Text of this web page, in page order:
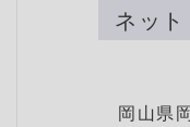
ネッ
岡山県